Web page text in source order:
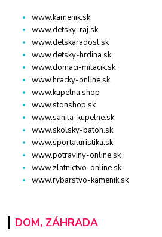
www.kamenik.sk
www.detsky-raj.sk
www.detskaradost.sk
www.detsky-hrdina.sk
www.domaci-milacik.sk
www.hracky-online.sk
www.kupelna.shop
www.stonshop.sk
www.sanita-kupelne.sk
www.skolsky-batoh.sk
www.sportaturistika.sk
www.potraviny-online.sk
www.zlatnictvo-online.sk
www.rybarstvo-kamenik.sk
DOM, ZÁHRADA